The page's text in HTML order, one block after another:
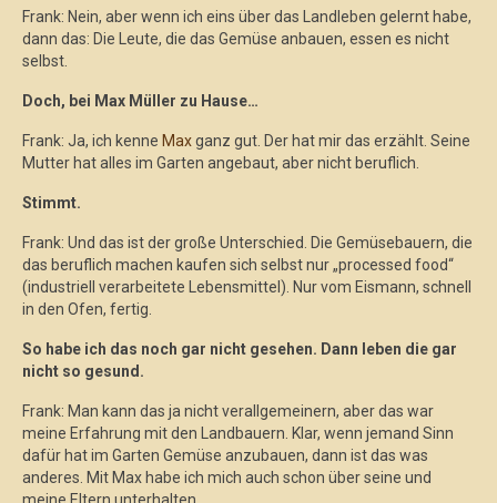
Frank: Nein, aber wenn ich eins über das Landleben gelernt habe,
dann das: Die Leute, die das Gemüse anbauen, essen es nicht
selbst.
Doch, bei Max Müller zu Hause…
Frank: Ja, ich kenne Maxganz gut. Der hat mir das erzählt. Seine
Mutter hat alles im Garten angebaut, aber nicht beruflich.
Stimmt.
Frank: Und das ist der große Unterschied. Die Gemüsebauern, die
das beruflich machen kaufen sich selbst nur „processed food“
(industriell verarbeitete Lebensmittel). Nur vom Eismann, schnell
in den Ofen, fertig.
So habe ich das noch gar nicht gesehen. Dann leben die gar
nicht so gesund.
Frank: Man kann das ja nicht verallgemeinern, aber das war
meine Erfahrung mit den Landbauern. Klar, wenn jemand Sinn
dafür hat im Garten Gemüse anzubauen, dann ist das was
anderes. Mit Max habe ich mich auch schon über seine und